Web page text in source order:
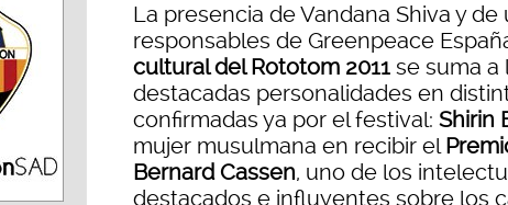
La presencia de Vandana Shiva y de
responsables de Greenpeace
cultural del Rototom 2011 se suma a
destacadas personalidades en
confirmadas ya por el festival: Shirin
mujer musulmana en recibir el
Bernard Cassen, uno de los
destacados e influyentes sobre los